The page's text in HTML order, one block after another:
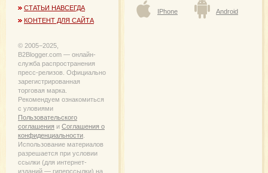
СТАТЬИ НАВСЕГДА
КОНТЕНТ ДЛЯ САЙТА
© 2005−2025,
B2Blogger.com — онлайн-
служба распространения
пресс-релизов. Официально
зарегистрированная
торговая марка.
Рекомендуем ознакомиться
с уловиями
Пользовательского
соглашения и Соглашения о
конфиденциальности
Использование материалов
разрешается при условии
ссылки (для интернет-
изданий — гиперссылки) на
IPhone Android